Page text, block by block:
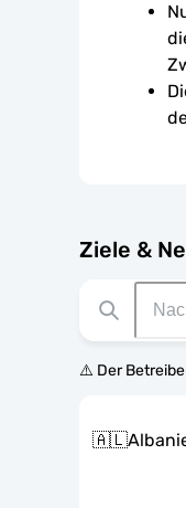
Ziele &
⚠️ Der
🇦🇱